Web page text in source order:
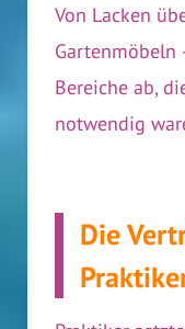
Von Lacken
Gartenmöbeln
Bereiche ab,
notwendig
Die